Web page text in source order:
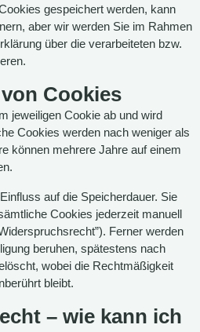
gespeichert werden, kann
aber wir werden Sie im Rahmen
über die verarbeiteten bzw.
Cookies
jeweiligen Cookie ab und wird
Cookies werden nach weniger als
können mehrere Jahre auf einem
auf die Speicherdauer. Sie
Cookies jederzeit manuell
Ferner werden
beruhen, spätestens nach
wobei die Rechtmäßigkeit
bleibt.
– wie kann ich